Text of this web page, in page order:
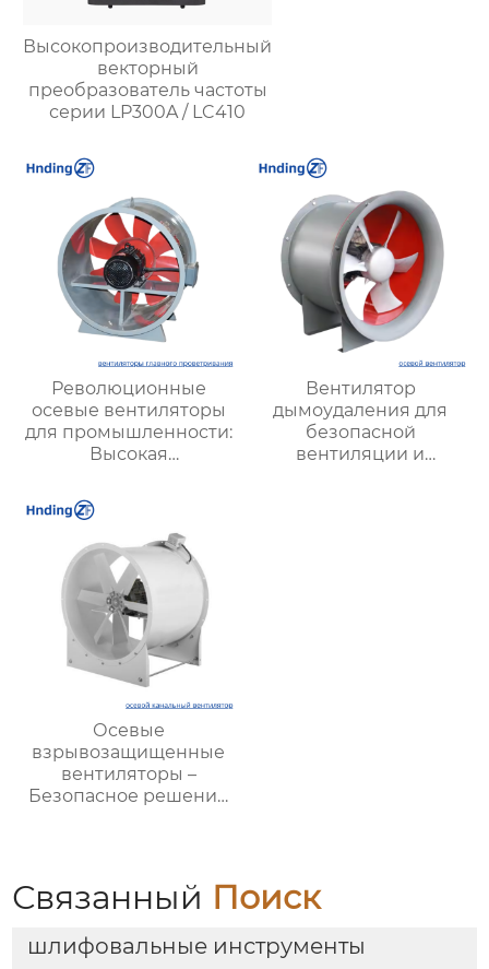
Высокопроизводительный
векторный
преобразователь частоты
серии LP300A / LC410
Революционные
осевые вентиляторы
для промышленности:
Высокая
мощные решения для
вентиляции
Вентилятор
дымоудаления для
безопасной
вентиляции и
Осевые
взрывозащищенные
вентиляторы –
Безопасное решение
Связанный Поиск
шлифовальные инструменты